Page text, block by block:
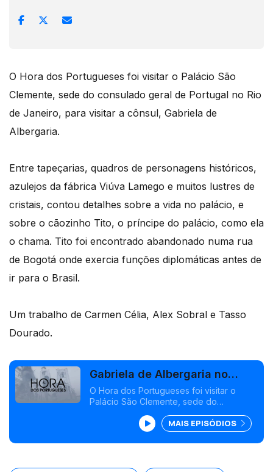
O Hora dos Portugueses foi visitar o Palácio São
Clemente, sede do consulado geral de Portugal no Rio
de Janeiro, para visitar a cônsul, Gabriela de
Albergaria.
Entre tapeçarias, quadros de personagens históricos,
azulejos da fábrica Viúva Lamego e muitos lustres de
cristais, contou detalhes sobre a vida no palácio, e
sobre o cãozinho Tito, o príncipe do palácio, como ela
o chama. Tito foi encontrado abandonado numa rua
de Bogotá onde exercia funções diplomáticas antes de
ir para o Brasil.
Um trabalho de Carmen Célia, Alex Sobral e Tasso
Dourado.
Gabriela de Albergaria no
Palácio São Clemente
O Hora dos Portugueses foi visitar o
Palácio São Clemente, sede do
Janeiro, para visitar a cônsul, Gabriela de
Albergaria. . Entre tapeçarias, quadros de
personagens históricos, azulejos da
cristais, contou detalhes sobre a vida no
MAIS EPISÓDIOS